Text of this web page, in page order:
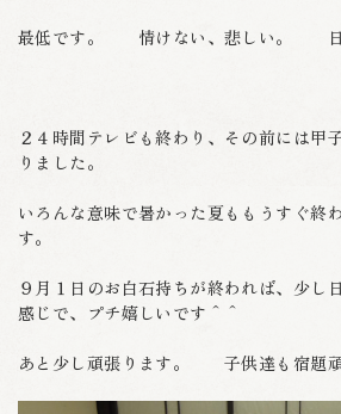
最低です。 情けない、悲しい。
２４時間テレビも終わり、その前には甲
りました。
いろんな意味で暑かった夏ももうすぐ終
す。
９月１日のお白石持ちが終われば、少し
感じで、プチ嬉しいです＾＾
あと少し頑張ります。 子供達も宿題頑